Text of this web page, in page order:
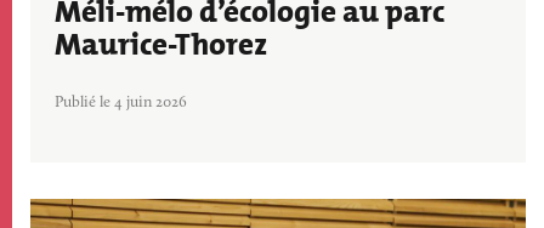
Méli-mélo d’écologie au parc
Maurice-Thorez
Publié le 4 juin 2026
Image